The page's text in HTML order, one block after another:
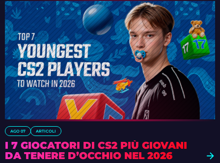
AGO 07 ARTICOLI
I 7 GIOCATORI DI CS2 PIÙ GIOVANI
DA TENERE D’OCCHIO NEL 2026